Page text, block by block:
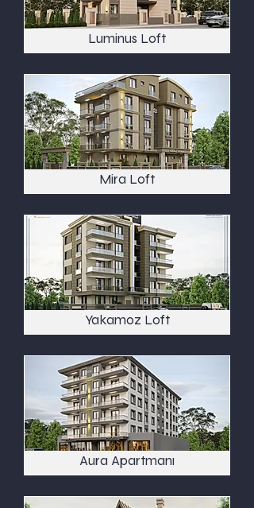
Luminus Loft
Mira Loft
Yakamoz Loft
Aura Apartmanı